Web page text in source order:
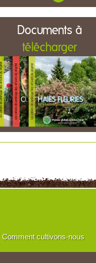
Documents à
télécharger
Comment cultivons-nous